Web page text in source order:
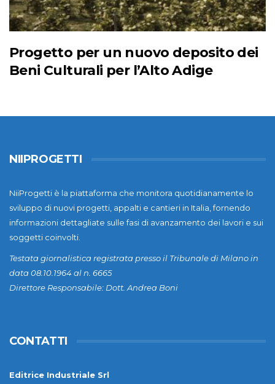
Progetto per un nuovo deposito dei
Beni Culturali per l’Alto Adige
NIIPROGETTI
NiiProgetti è la piattaforma che monitora quotidianamente lo
sviluppo di nuovi progetti, appalti e cantieri in Italia, fornendo
informazioni dettagliate sulle fasi di avanzamento dei lavori e sui
soggetti coinvolti.
Testata giornalistica registrata presso il Tribunale di Milano in
data 08.10.1964 al n. 6665
Direttore Responsabile: Dott. Andrea Boni
CONTATTI
Editrice Industriale Srl